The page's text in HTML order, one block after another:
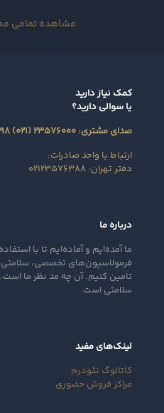
مشاهده تمامی
کمک نیاز دارید
یا سوالی دارید؟
صدای مشتری: ۲۳۵۷۶۰۰۰ (۰۲۱) ۹۸+ داخلی ۵
ارتباط با واحد صادرات:
دفتر تهران: ۰۲۱۲۳۵۷۶۳۸۸
درباره ما
ما آمده‌ایم و آماده‌ایم تا با
فرمولاسیون‌های تخصصی،
تامین کنیم. آن‌ چه مد نظر ما
سلامتی است.
لینک‌های مفید
کاتالوگ نئودرم
مراکز فروش حضوری